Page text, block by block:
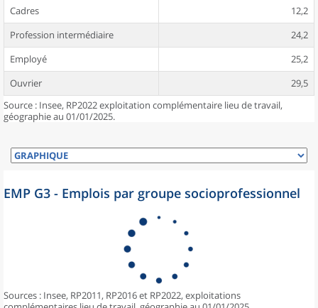
Cadres
12,2
Profession intermédiaire
24,2
Employé
25,2
Ouvrier
29,5
Source : Insee, RP2022 exploitation complémentaire lieu de travail,
géographie au 01/01/2025.
EMP G3 - Emplois par groupe socioprofessionnel
Sources : Insee, RP2011, RP2016 et RP2022, exploitations